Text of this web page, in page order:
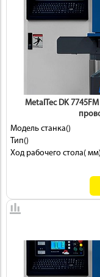
MetalTec DK
Модель станка()
Тип()
Ход рабочего стола( мм)